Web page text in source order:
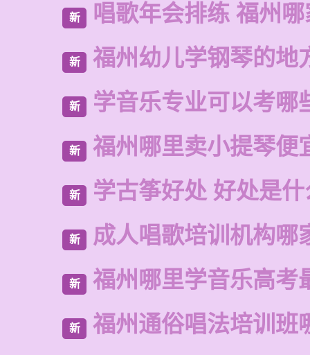
新 唱歌年会排练 福州
新 福州幼儿学钢琴的地
新 学音乐专业可以考哪
新 福州哪里卖小提琴便
新 学古筝好处 好处是什
新 成人唱歌培训机构哪
新 福州哪里学音乐高考
新 福州通俗唱法培训班